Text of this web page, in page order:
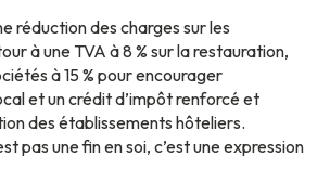
réduction des charges sur les
à une TVA à 8 % sur la restauration,
à 15 % pour encourager
et un crédit d’impôt renforcé et
des établissements hôteliers.
pas une fin en soi, c’est une expression